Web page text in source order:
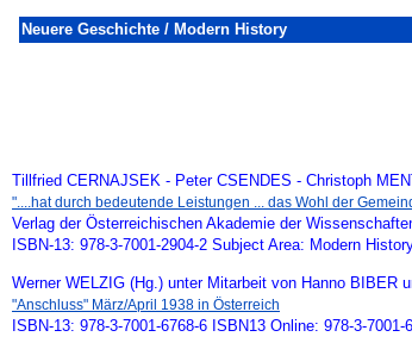
Neuere Geschichte / Modern History
Tillfried CERNAJSEK - Peter CSENDES - Christoph
"....hat durch bedeutende Leistungen ... das Wohl der
Verlag der Österreichischen Akademie der
ISBN-13: 978-3-7001-2904-2 Subject Area: Modern
Werner WELZIG (Hg.) unter Mitarbeit von Hanno BIBER
"Anschluss" März/April 1938 in Österreich
ISBN-13: 978-3-7001-6768-6 ISBN13 Online: 978-3-